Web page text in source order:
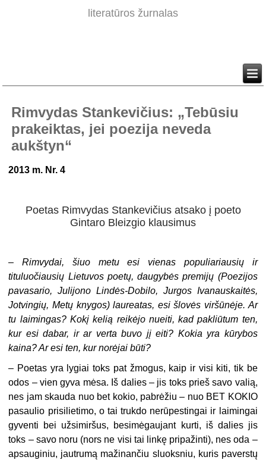
literatūros žurnalas
Rimvydas Stankevičius: „Tebūsiu
prakeiktas, jei poezija neveda
aukštyn“
2013 m. Nr. 4
Poetas Rimvydas Stankevičius atsako į poeto
Gintaro Bleizgio klausimus
–Rimvydai, šiuo metu esi vienas populiariausių ir
tituluočiausių Lietuvos poetų, daugybės premijų (Poezijos
pavasario, Julijono Lindės-Dobilo, Jurgos Ivanauskaitės,
Jotvingių, Metų knygos) laureatas, esi šlovės viršūnėje. Ar
tu laimingas? Kokį kelią reikėjo nueiti, kad pakliūtum ten,
kur esi dabar, ir ar verta buvo jį eiti? Kokia yra kūrybos
kaina? Ar esi ten, kur norėjai būti?
– Poetas yra lygiai toks pat žmogus, kaip ir visi kiti, tik be
odos – vien gyva mėsa. Iš dalies – jis toks prieš savo valią,
nes jam skauda nuo bet kokio, pabrėžiu – nuo BET KOKIO
pasaulio prisilietimo, o tai trukdo nerūpestingai ir laimingai
gyventi bei užsimiršus, besimėgaujant kurti, iš dalies jis
toks – savo noru (nors ne visi tai linkę pripažinti), nes oda –
apsauginiu, jautrumą mažinančiu sluoksniu, kuris paverstų